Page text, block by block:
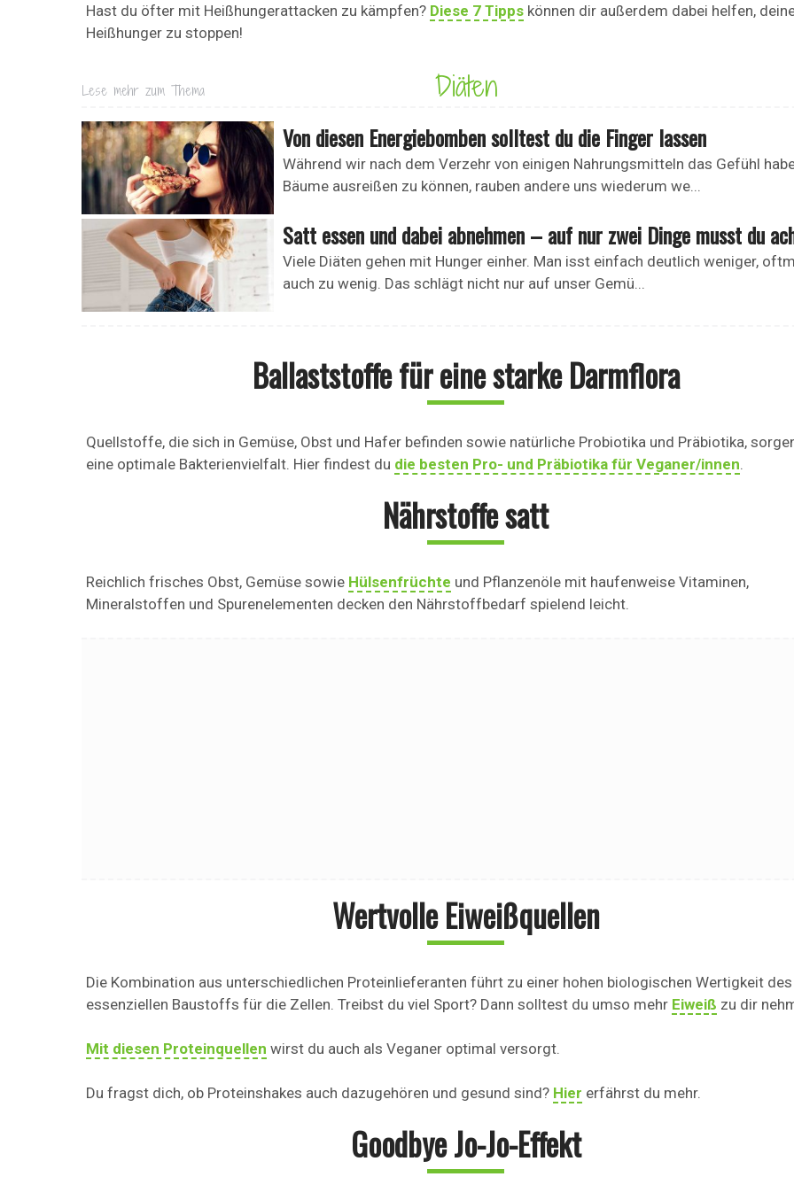
Hast du öfter mit Heißhungerattacken zu kämpfen? Diese 7 Tipps können dir außerdem dabei helfen,
Heißhunger zu stoppen!
Lese mehr zum Thema Diäten
Von diesen Energiebomben solltest du die Finger lassen
Während wir nach dem Verzehr von einigen Nahrungsmitteln das Gefühl
Bäume ausreißen zu können, rauben andere uns wiederum we...
Satt essen und dabei abnehmen – auf nur zwei Dinge musst du
Viele Diäten gehen mit Hunger einher. Man isst einfach deutlich weniger,
auch zu wenig. Das schlägt nicht nur auf unser Gemü...
Ballaststoffe für eine starke Darmflora
Quellstoffe, die sich in Gemüse, Obst und Hafer befinden sowie natürliche Probiotika und Präbiotika,
eine optimale Bakterienvielfalt. Hier findest du die besten Pro- und Präbiotika für Veganer/innen.
Nährstoffe satt
Reichlich frisches Obst, Gemüse sowie Hülsenfrüchte und Pflanzenöle mit haufenweise Vitaminen,
Mineralstoffen und Spurenelementen decken den Nährstoffbedarf spielend leicht.
Wertvolle Eiweißquellen
Die Kombination aus unterschiedlichen Proteinlieferanten führt zu einer hohen biologischen Wertigkeit des
essenziellen Baustoffs für die Zellen. Treibst du viel Sport? Dann solltest du umso mehr Eiweiß zu dir
Mit diesen Proteinquellen wirst du auch als Veganer optimal versorgt.
Du fragst dich, ob Proteinshakes auch dazugehören und gesund sind? Hier erfährst du mehr.
Goodbye Jo-Jo-Effekt